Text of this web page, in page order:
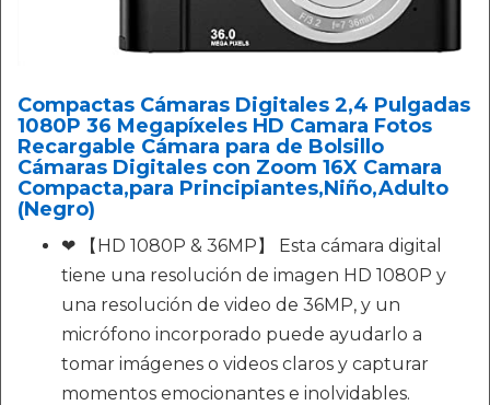
Compactas Cámaras Digitales 2,4 Pulgadas
1080P 36 Megapíxeles HD Camara Fotos
Recargable Cámara para de Bolsillo
Cámaras Digitales con Zoom 16X Camara
Compacta,para Principiantes,Niño,Adulto
(Negro)
❤ 【HD 1080P & 36MP】 Esta cámara digital
tiene una resolución de imagen HD 1080P y
una resolución de video de 36MP, y un
micrófono incorporado puede ayudarlo a
tomar imágenes o videos claros y capturar
momentos emocionantes e inolvidables.